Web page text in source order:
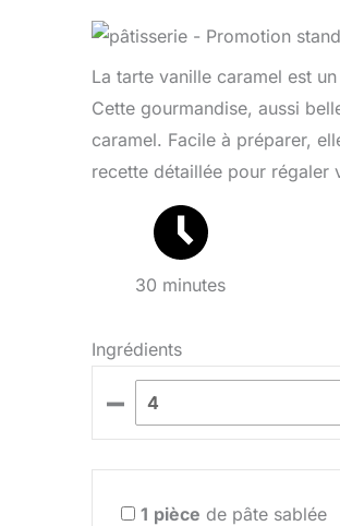
La tarte vanille caramel est
Cette gourmandise, aussi
caramel. Facile à préparer,
recette détaillée pour régaler
30 minutes
Ingrédients
–
1 pièce de pâte sablée